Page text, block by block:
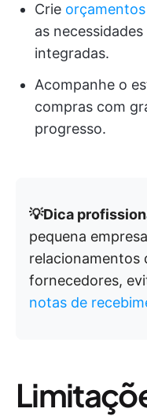
Crie
as
integradas.
Acompanhe o
compras com
progresso.
💡Dica
pequena
relacionamentos
fornecedores,
notas de